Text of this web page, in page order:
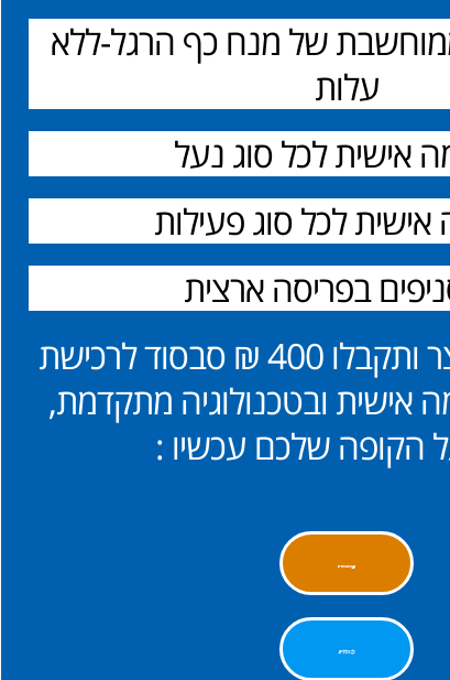
של מנח כף הרגל-ללא
עלות
אישית לכל סוג נעל
לכל סוג פעילות
ענו על שאלון קצר ותקבלו 400 ₪ סבסוד לרכישת
אישית ובטכנולוגיה מתקדמת,
הקופה שלכם עכשיו :